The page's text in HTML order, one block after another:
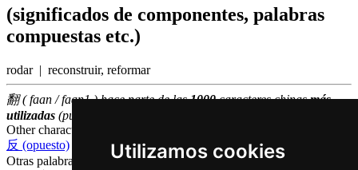
Utilizamos cookies
(significados de componentes, palabras
compuestas etc.)
rodar | reconstruir, reformar
翻 ( faan / faan1 ) hace parte de las1000caracteres chinasmás
utilizadas (puesto número
Other characters that are pronounced
反 (opuesto)
返 (volver)
Otras palabras que también significanentregar en chino